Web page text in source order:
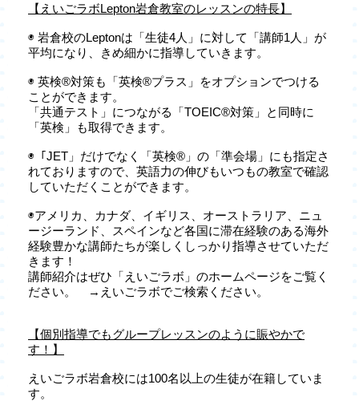
【えいごラボLepton岩倉教室のレッスンの特長】
◉ 岩倉校のLeptonは「生徒4人」に対して「講師1人」が
平均になり、きめ細かに指導していきます。
◉ 英検®対策も「英検®プラス」をオプションでつける
ことができます。
「共通テスト」につながる「TOEIC®対策」と同時に
「英検」も取得できます。
◉「JET」だけでなく「英検®」の「準会場」にも指定さ
れておりますので、英語力の伸びもいつもの教室で確認
していただくことができます。
◉アメリカ、カナダ、イギリス、オーストラリア、ニュ
ージーランド、スペインなど各国に滞在経験のある海外
経験豊かな講師たちが楽しくしっかり指導させていただ
きます！
講師紹介はぜひ「えいごラボ」のホームページをご覧く
ださい。 →えいごラボでご検索ください。
【個別指導でもグループレッスンのように賑やかで
す！】
えいごラボ岩倉校には100名以上の生徒が在籍していま
す。